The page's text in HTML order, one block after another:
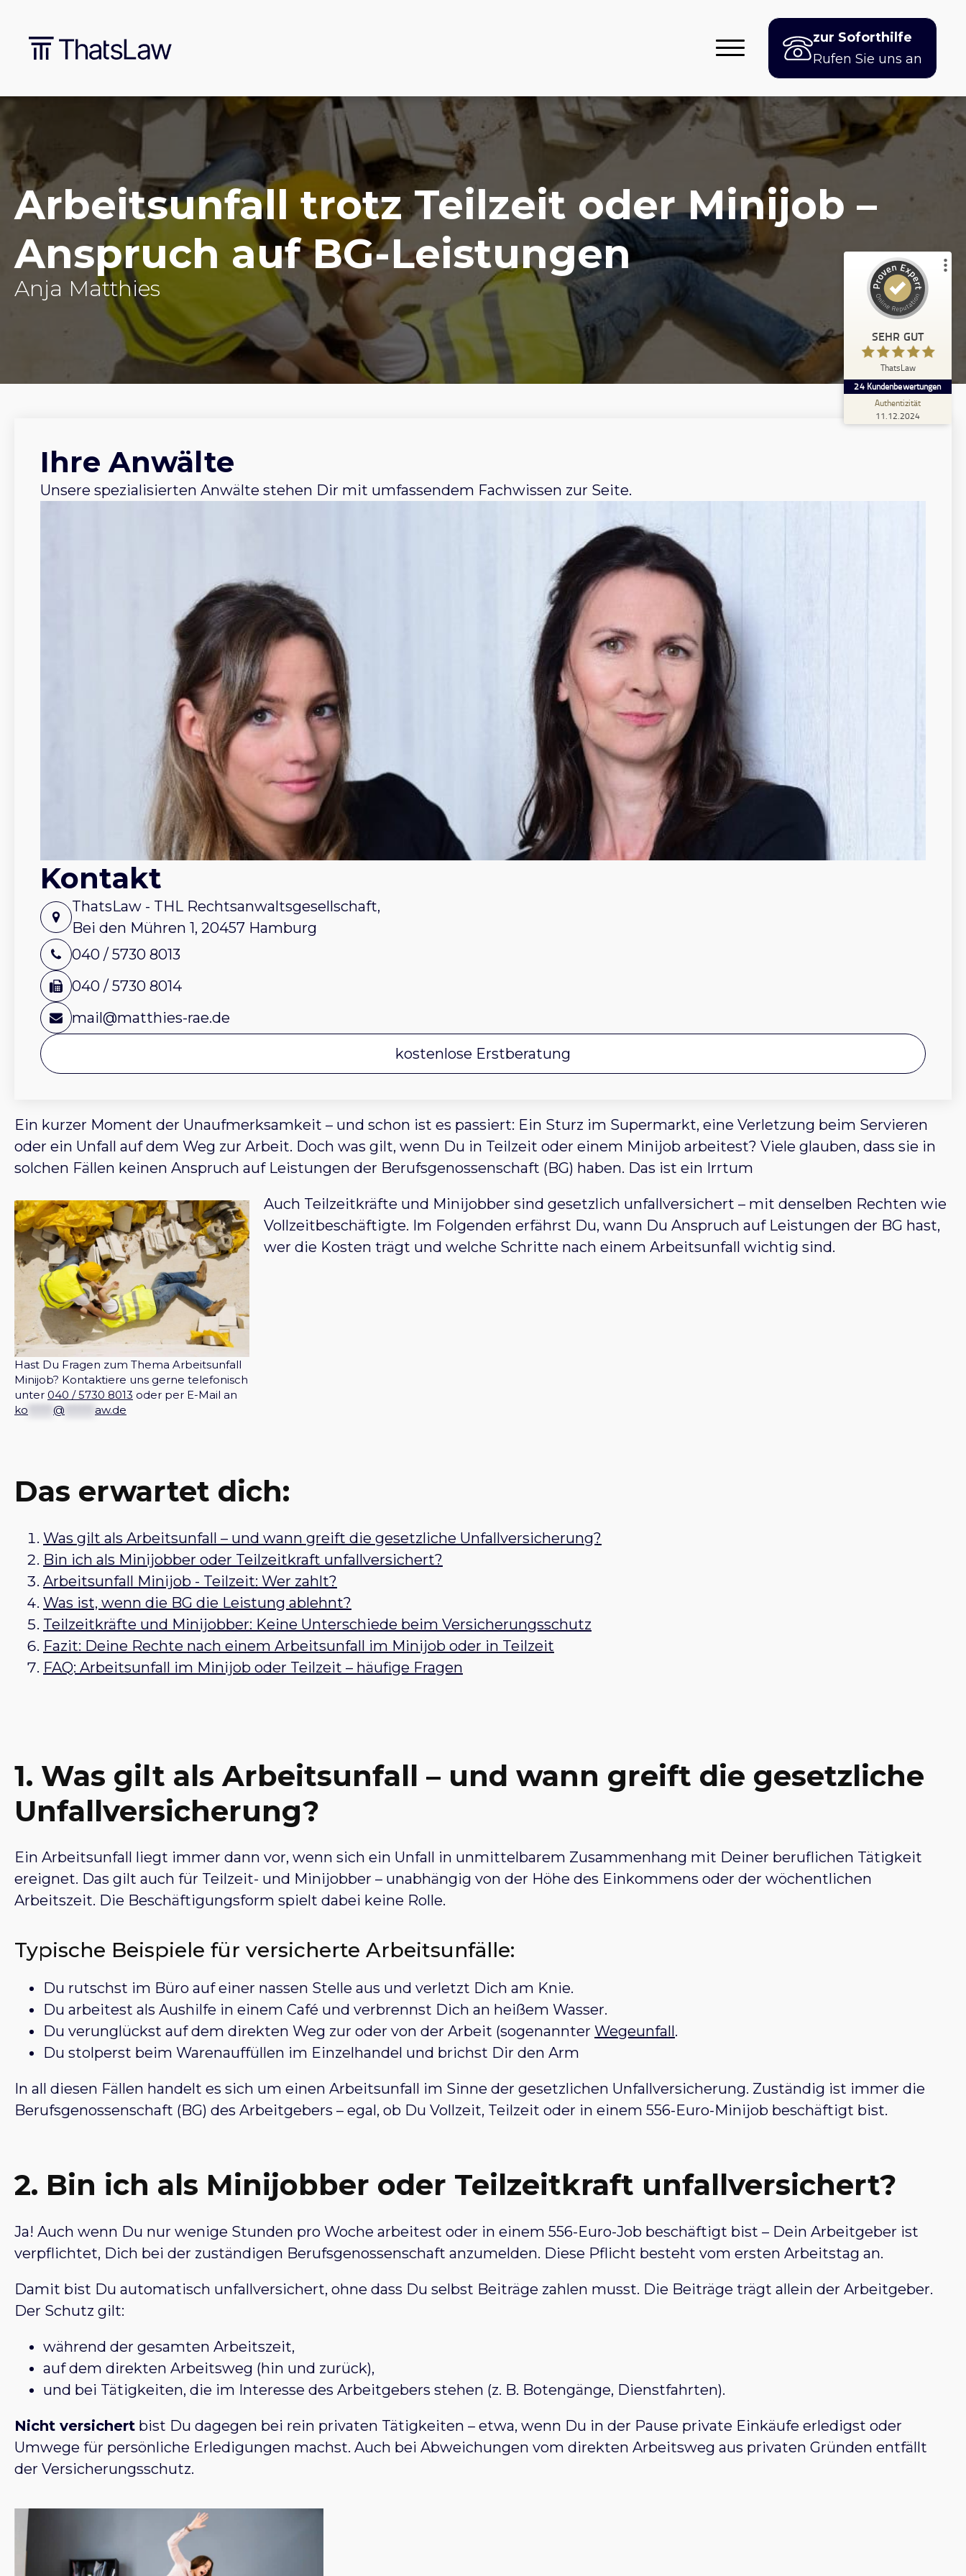
zur Soforthilfe
Rufen Sie uns an
Arbeitsunfall trotz Teilzeit oder Minijob –
Anspruch auf BG-Leistungen
Anja Matthies
Ein kurzer Moment der Unaufmerksamkeit – und schon ist es passiert: Ein Sturz im Supermarkt, eine Verletzung beim Servieren
oder ein Unfall auf dem Weg zur Arbeit. Doch was gilt, wenn Du in Teilzeit oder einem Minijob arbeitest? Viele glauben, dass sie in
solchen Fällen keinen Anspruch auf Leistungen der Berufsgenossenschaft (BG) haben. Das ist ein Irrtum
Hast Du Fragen zum Thema Arbeitsunfall
Minijob? Kontaktiere uns gerne telefonisch
unter 040 / 5730 8013 oder per E-Mail an
ko
@ aw.de
Auch Teilzeitkräfte und Minijobber sind gesetzlich unfallversichert – mit denselben Rechten wie
Vollzeitbeschäftigte. Im Folgenden erfährst Du, wann Du Anspruch auf Leistungen der BG hast,
wer die Kosten trägt und welche Schritte nach einem Arbeitsunfall wichtig sind.
Das erwartet dich:
Was gilt als Arbeitsunfall – und wann greift die gesetzliche Unfallversicherung?
Bin ich als Minijobber oder Teilzeitkraft unfallversichert?
Arbeitsunfall Minijob - Teilzeit: Wer zahlt?
Was ist, wenn die BG die Leistung ablehnt?
Teilzeitkräfte und Minijobber: Keine Unterschiede beim Versicherungsschutz
Fazit: Deine Rechte nach einem Arbeitsunfall im Minijob oder in Teilzeit
FAQ: Arbeitsunfall im Minijob oder Teilzeit – häufige Fragen
1. Was gilt als Arbeitsunfall – und wann greift die gesetzliche
Unfallversicherung?
Ein Arbeitsunfall liegt immer dann vor, wenn sich ein Unfall in unmittelbarem Zusammenhang mit Deiner beruflichen Tätigkeit
ereignet. Das gilt auch für Teilzeit- und Minijobber – unabhängig von der Höhe des Einkommens oder der wöchentlichen
Arbeitszeit. Die Beschäftigungsform spielt dabei keine Rolle.
Typische Beispiele für versicherte Arbeitsunfälle:
Du rutschst im Büro auf einer nassen Stelle aus und verletzt Dich am Knie.
Du arbeitest als Aushilfe in einem Café und verbrennst Dich an heißem Wasser.
Du verunglückst auf dem direkten Weg zur oder von der Arbeit (sogenannter Wegeunfall.
Du stolperst beim Warenauffüllen im Einzelhandel und brichst Dir den Arm
In all diesen Fällen handelt es sich um einen Arbeitsunfall im Sinne der gesetzlichen Unfallversicherung. Zuständig ist immer die
Berufsgenossenschaft (BG) des Arbeitgebers – egal, ob Du Vollzeit, Teilzeit oder in einem 556-Euro-Minijob beschäftigt bist.
2. Bin ich als Minijobber oder Teilzeitkraft unfallversichert?
Ja! Auch wenn Du nur wenige Stunden pro Woche arbeitest oder in einem 556-Euro-Job beschäftigt bist – Dein Arbeitgeber ist
verpflichtet, Dich bei der zuständigen Berufsgenossenschaft anzumelden. Diese Pflicht besteht vom ersten Arbeitstag an.
Damit bist Du automatisch unfallversichert, ohne dass Du selbst Beiträge zahlen musst. Die Beiträge trägt allein der Arbeitgeber.
Der Schutz gilt:
während der gesamten Arbeitszeit,
auf dem direkten Arbeitsweg (hin und zurück),
und bei Tätigkeiten, die im Interesse des Arbeitgebers stehen (z. B. Botengänge, Dienstfahrten).
Nicht versichert bist Du dagegen bei rein privaten Tätigkeiten – etwa, wenn Du in der Pause private Einkäufe erledigst oder
Umwege für persönliche Erledigungen machst. Auch bei Abweichungen vom direkten Arbeitsweg aus privaten Gründen entfällt
der Versicherungsschutz.
Ihre Anwälte
Unsere spezialisierten Anwälte stehen Dir mit umfassendem Fachwissen zur Seite.
Kontakt
ThatsLaw - THL Rechtsanwaltsgesellschaft,
Bei den Mühren 1, 20457 Hamburg
040 / 5730 8013
040 / 5730 8014
mail@matthies-rae.de
kostenlose Erstberatung
SEHR GUT
ThatsLaw
24 Kundenbewertungen
Authentizität
11.12.2024
Kundenbewertungen und Erfahrungen zu
SEHR GUT
4,90
/
5,00
24
Bewertungen von
1
anderen Quelle
Blick aufs ProvenExpert-Profil werfen
11.12.2024